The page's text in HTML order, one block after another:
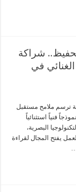
شراكة
في
ترسم ملامح مستقبل
فنياً استثنائياً
البصرية،
يفتح المجال لقراءة
…